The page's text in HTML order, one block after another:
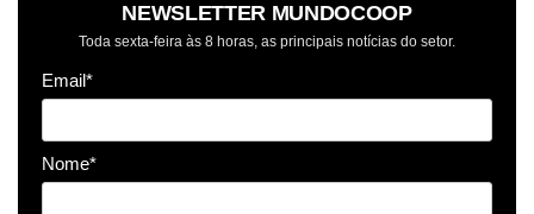
NEWSLETTER MUNDOCOOP
Toda sexta-feira às 8 horas, as principais notícias do setor.
Email*
Nome*